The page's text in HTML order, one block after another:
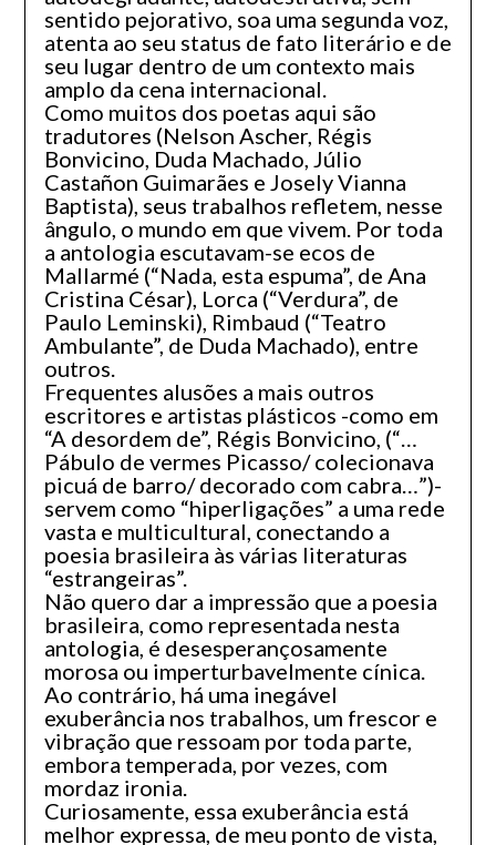
sentido pejorativo, soa uma segunda voz,
atenta ao seu status de fato literário e de
seu lugar dentro de um contexto mais
amplo da cena internacional.
Como muitos dos poetas aqui são
tradutores (Nelson Ascher, Régis
Bonvicino, Duda Machado, Júlio
Castañon Guimarães e Josely Vianna
Baptista), seus trabalhos refletem, nesse
ângulo, o mundo em que vivem. Por toda
a antologia escutavam-se ecos de
Mallarmé (“Nada, esta espuma”, de Ana
Cristina César), Lorca (“Verdura”, de
Paulo Leminski), Rimbaud (“Teatro
Ambulante”, de Duda Machado), entre
outros.
Frequentes alusões a mais outros
escritores e artistas plásticos -como em
“A desordem de”, Régis Bonvicino, (“…
Pábulo de vermes Picasso/ colecionava
picuá de barro/ decorado com cabra…”)-
servem como “hiperligações” a uma rede
vasta e multicultural, conectando a
poesia brasileira às várias literaturas
“estrangeiras”.
Não quero dar a impressão que a poesia
brasileira, como representada nesta
antologia, é desesperançosamente
morosa ou imperturbavelmente cínica.
Ao contrário, há uma inegável
exuberância nos trabalhos, um frescor e
vibração que ressoam por toda parte,
embora temperada, por vezes, com
mordaz ironia.
Curiosamente, essa exuberância está
melhor expressa, de meu ponto de vista,